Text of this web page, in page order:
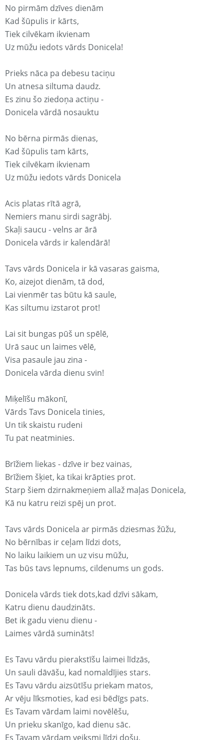
No pirmām dzīves dienām
Kad šūpulis ir kārts,
Tiek cilvēkam ikvienam
Uz mūžu iedots vārds Donicela!
Prieks nāca pa debesu taciņu
Un atnesa siltuma daudz.
Es zinu šo ziedoņa actiņu -
Donicela vārdā nosauktu
No bērna pirmās dienas,
Kad šūpulis tam kārts,
Tiek cilvēkam ikvienam
Uz mūžu iedots vārds Donicela
Acis platas rītā agrā,
Nemiers manu sirdi sagrābj.
Skaļi saucu - velns ar ārā
Donicela vārds ir kalendārā!
Tavs vārds Donicela ir kā vasaras gaisma,
Ko, aizejot dienām, tā dod,
Lai vienmēr tas būtu kā saule,
Kas siltumu izstarot prot!
Lai sit bungas pūš un spēlē,
Urā sauc un laimes vēlē,
Visa pasaule jau zina -
Donicela vārda dienu svin!
Miķelīšu mākonī,
Vārds Tavs Donicela tinies,
Un tik skaistu rudeni
Tu pat neatminies.
Brīžiem liekas - dzīve ir bez vainas,
Brīžiem šķiet, ka tikai krāpties prot.
Starp šiem dzirnakmeņiem allaž maļas Donicela,
Kā nu katru reizi spēj un prot.
Tavs vārds Donicela ar pirmās dziesmas žūžu,
No bērnības ir ceļam līdzi dots,
No laiku laikiem un uz visu mūžu,
Tas būs tavs lepnums, cildenums un gods.
Donicela vārds tiek dots,kad dzīvi sākam,
Katru dienu daudzināts.
Bet ik gadu vienu dienu -
Laimes vārdā sumināts!
Es Tavu vārdu pierakstīšu laimei līdzās,
Un sauli dāvāšu, kad nomaldījies stars.
Es Tavu vārdu aizsūtīšu priekam matos,
Ar vēju līksmoties, kad esi bēdīgs pats.
Es Tavam vārdam laimi novēlēšu,
Un prieku skanīgo, kad dienu sāc.
Es Tavam vārdam veiksmi līdzi došu,